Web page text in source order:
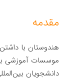
مقدمه
هندوستان با
موسسات آموزشی
دانشجویان